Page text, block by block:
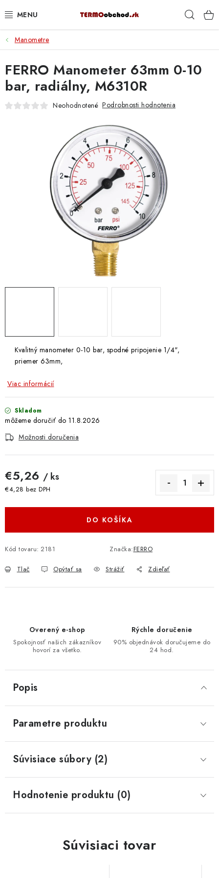
na
VYKUROVANIE
ROZVOD VODY A KÚRENIA
ODPAD A KANALIZÁCIA
PREČO SA OPLATÍ KUPOVAŤ RADIÁTORY KORADO
CEZ TERMOOBCHOD.SK
Hodnotenie obchodu Blog Kontakty
Napíšte nám
Doprava a Platba
Manometre
Kvalitný manometer 0-10 bar, spodné pripojenie 1/4",
priemer 63mm,
Viac informácií
Skladom
11.8.2026
Možnosti doručenia
€5,26 / ks
€4,28 bez DPH
DO KOŠÍKA
Kód tovaru: 2181 Značka:FERRO
Tlač Opýtať sa Strážiť Zdieľať
FERRO Manometer 63mm 0-10
bar, radiálny, M6310R
Neohodnotené Podrobnosti hodnotenia
Overený e-shop
Spokojnosť našich zákazníkov
hovorí za všetko.
Rýchle doručenie
90% objednávok doručujeme do
24 hod.
Popis
Parametre produktu
Súvisiace súbory (2)
Hodnotenie produktu (0)
Súvisiaci tovar